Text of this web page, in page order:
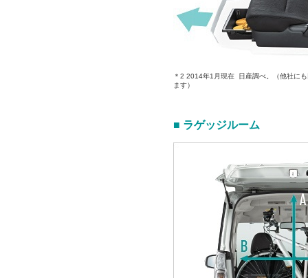
＊2 2014年1月現在 日産調べ。（他社に
ます）
■ ラゲッジルーム